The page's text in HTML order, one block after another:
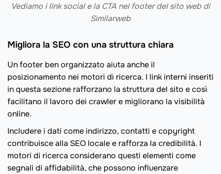
Vediamo i link social e la CTA nel footer del sito web di
Similarweb
Migliora la SEO con una struttura chiara
Un footer ben organizzato aiuta anche il
posizionamento nei motori di ricerca. I link interni inseriti
in questa sezione rafforzano la struttura del sito e così
facilitano il lavoro dei crawler e migliorano la visibilità
online.
Includere i dati come indirizzo, contatti e copyright
contribuisce alla SEO locale e rafforza la credibilità. I
motori di ricerca considerano questi elementi come
segnali di affidabilità, che possono influenzare